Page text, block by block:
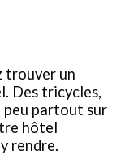
trouver un
Des tricycles,
peu partout sur
hôtel
rendre.